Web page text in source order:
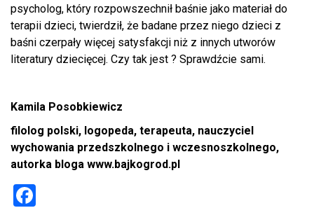
psycholog, który rozpowszechnił baśnie jako materiał do
terapii dzieci, twierdził, że badane przez niego dzieci z
baśni czerpały więcej satysfakcji niż z innych utworów
literatury dziecięcej. Czy tak jest ? Sprawdźcie sami.
Kamila Posobkiewicz
filolog polski, logopeda, terapeuta, nauczyciel
wychowania przedszkolnego i wczesnoszkolnego,
autorka bloga www.bajkogrod.pl